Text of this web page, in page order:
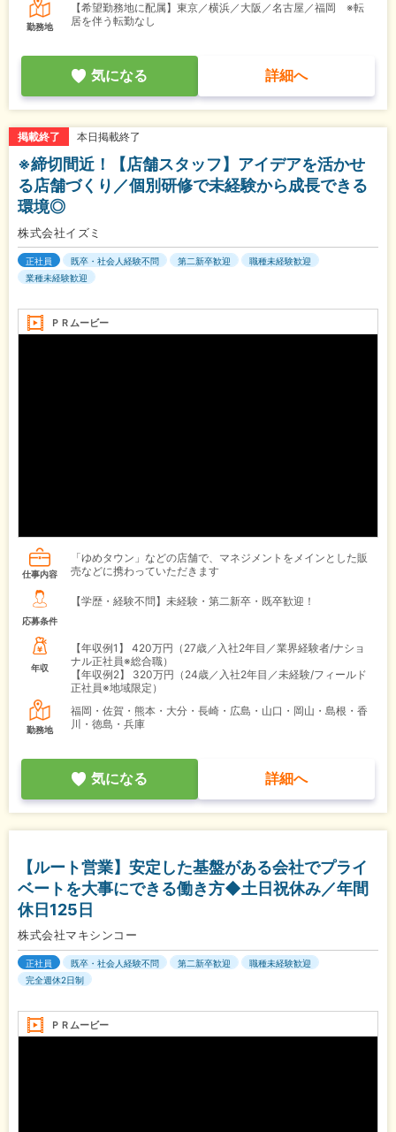
勤務地
【希望勤務地に配属】東京／横浜／大阪／名古屋／福岡 ※転
居を伴う転勤なし
気になる 詳細へ
掲載終了 本日掲載終了
※締切間近！【店舗スタッフ】アイデアを活かせ
る店舗づくり／個別研修で未経験から成長できる
環境◎
株式会社イズミ
正社員 既卒・社会人経験不問 第二新卒歓迎
職種未経験歓迎
業種未経験歓迎
ＰＲムービー
仕事内容
「ゆめタウン」などの店舗で、マネジメントをメインとした販
売などに携わっていただきます
応募条件
【学歴・経験不問】未経験・第二新卒・既卒歓迎！
年収
【年収例1】
420万円（27歳／入社2年目／業界経験者/ナショ
ナル正社員※総合職）
【年収例2】
320万円（24歳／入社2年目／未経験/フィールド
正社員※地域限定）
勤務地
福岡・佐賀・熊本・大分・長崎・広島・山口・岡山・島根・香
川・徳島・兵庫
気になる 詳細へ
【ルート営業】安定した基盤がある会社でプライ
ベートを大事にできる働き方◆土日祝休み／年間
休日125日
株式会社マキシンコー
正社員 既卒・社会人経験不問 第二新卒歓迎
職種未経験歓迎
完全週休2日制
ＰＲムービー